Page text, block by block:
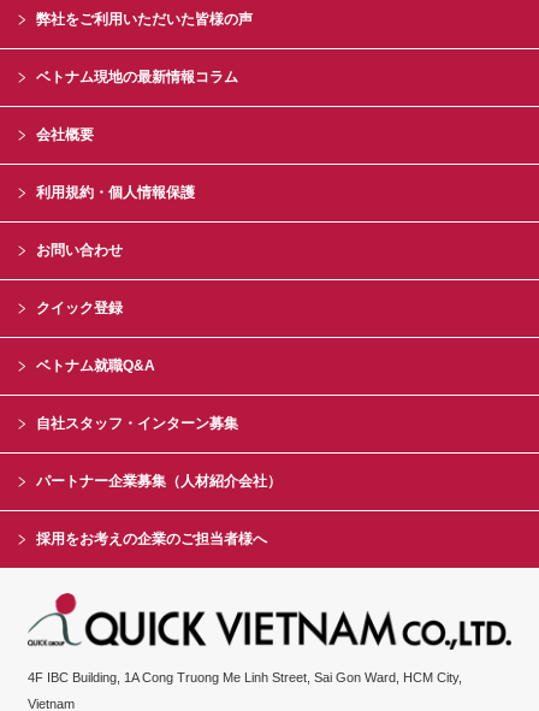
弊社をご利用いただいた皆様の声
ベトナム現地の最新情報コラム
会社概要
利用規約・個人情報保護
お問い合わせ
クイック登録
ベトナム就職Q&A
自社スタッフ・インターン募集
パートナー企業募集（人材紹介会社）
採用をお考えの企業のご担当者様へ
4F IBC Building, 1A Cong Truong Me Linh Street, Sai Gon Ward, HCM City,
Vietnam